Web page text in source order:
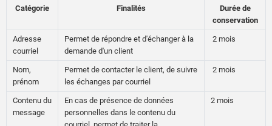
Catégorie Finalités
Durée de
conservation
Adresse
courriel
Permet de répondre et d'échanger à la
demande d'un client
2 mois
Nom,
prénom
Permet de contacter le client, de suivre
les échanges par courriel
2 mois
Contenu du
message
En cas de présence de données
personnelles dans le contenu du
2 mois